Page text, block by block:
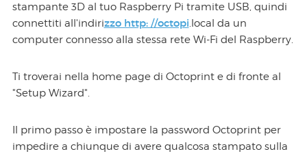
stampante 3D al tuo Raspberry Pi tramite USB, quindi
connettiti all'indirizzo http: //octopi.local da un
computer connesso alla stessa rete Wi-Fi del Raspberry.
Ti troverai nella home page di Octoprint e di fronte al
"Setup Wizard".
Il primo passo è impostare la password Octoprint per
impedire a chiunque di avere qualcosa stampato sulla